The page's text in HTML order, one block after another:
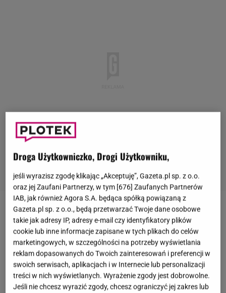
Aleksandra Żebrowskaod dawna słynie z
ogromnego dystansu do samej siebie. Żona Michała
Żebrowskiego bez wahania publikuje zdjęcia, na
których pokazuje rzeczywistość. Na profilu w
mediach społecznościowych wstawiała między
innymi ujęcia nagiego ciała bez żadnego retuszu.
Droga Użytkowniczko, Drogi Użytkowniku,
jeśli wyrazisz zgodę klikając „Akceptuję”, Gazeta.pl sp. z o.o.
oraz jej Zaufani Partnerzy, w tym [676] Zaufanych Partnerów
IAB, jak również Agora S.A. będąca spółką powiązaną z
Gazeta.pl sp. z o.o., będą przetwarzać Twoje dane osobowe
takie jak adresy IP, adresy e-mail czy identyfikatory plików
cookie lub inne informacje zapisane w tych plikach do celów
marketingowych, w szczególności na potrzeby wyświetlania
reklam dopasowanych do Twoich zainteresowań i preferencji w
swoich serwisach, aplikacjach i w Internecie lub personalizacji
treści w nich wyświetlanych. Wyrażenie zgody jest dobrowolne.
Jeśli nie chcesz wyrazić zgody, chcesz ograniczyć jej zakres lub